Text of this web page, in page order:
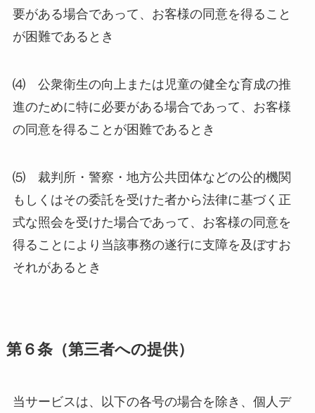
要がある場合であって、お客様の同意を得ること
が困難であるとき
⑷ 公衆衛生の向上または児童の健全な育成の推
進のために特に必要がある場合であって、お客様
の同意を得ることが困難であるとき
⑸ 裁判所・警察・地方公共団体などの公的機関
もしくはその委託を受けた者から法律に基づく正
式な照会を受けた場合であって、お客様の同意を
得ることにより当該事務の遂行に支障を及ぼすお
それがあるとき
第６条（第三者への提供）
当サービスは、以下の各号の場合を除き、個人デ